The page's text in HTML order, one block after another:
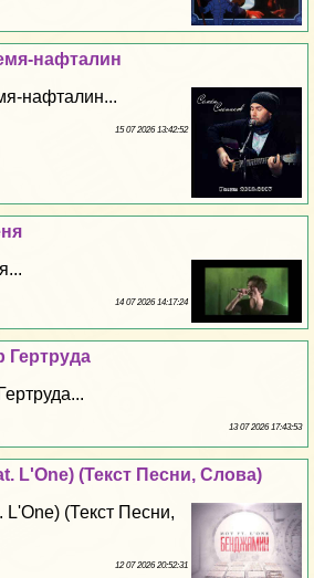
нафталин
нафталин...
15 07 2026 13:42:52
14 07 2026 14:17:24
Гертруда
13 07 2026 17:43:53
L'One) (Текст Песни, Слова)
(Текст Песни,
12 07 2026 20:52:31